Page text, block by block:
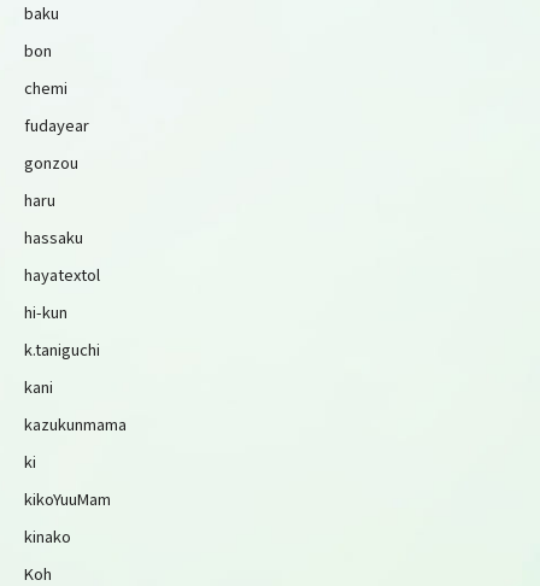
baku
bon
chemi
fudayear
gonzou
haru
hassaku
hayatextol
hi-kun
k.taniguchi
kani
kazukunmama
ki
kikoYuuMam
kinako
Koh